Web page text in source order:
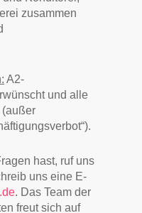
zusammen
A2-
und alle
(außer
hast, ruf uns
uns eine E-
. Das Team der
freut sich auf